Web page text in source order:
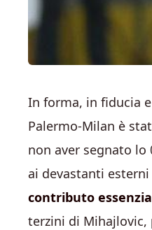
In forma, in fiducia
Palermo-Milan è
non aver segnato lo
ai devastanti
contributo
terzini di